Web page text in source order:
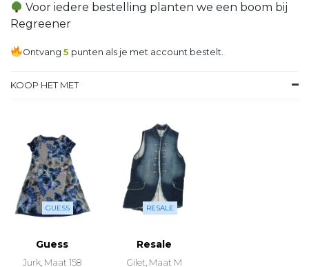
Voor iedere bestelling planten we een boom bij
Regreener
Ontvang5 punten als je met account bestelt.
KOOP HET MET
GUESS
Guess
Jurk, Maat 158
RESALE
Resale
Gilet, Maat M